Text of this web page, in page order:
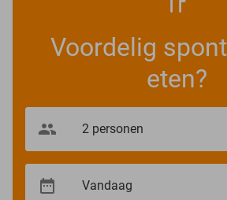
Voordelig
eten?